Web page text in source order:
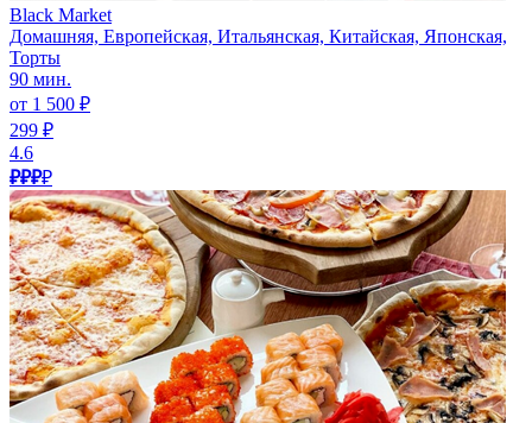
Black Market
Домашняя, Европейская, Итальянская, Китайская, Японская,
Торты
90 мин.
от 1 500 ₽
299 ₽
4.6
₽₽₽₽